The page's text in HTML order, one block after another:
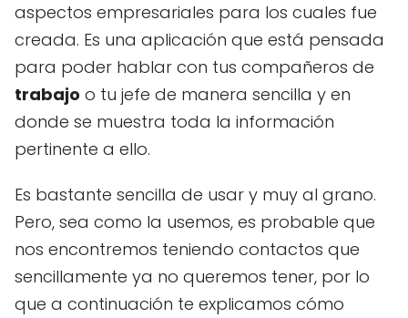
aspectos empresariales para los cuales fue
creada. Es una aplicación que está pensada
para poder hablar con tus compañeros de
trabajo o tu jefe de manera sencilla y en
donde se muestra toda la información
pertinente a ello.
Es bastante sencilla de usar y muy al grano.
Pero, sea como la usemos, es probable que
nos encontremos teniendo contactos que
sencillamente ya no queremos tener, por lo
que a continuación te explicamos cómo